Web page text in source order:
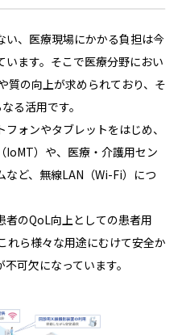
い、医療現場にかかる負担は今
ます。そこで医療分野におい
質の向上が求められており、そ
る活用です。
ォンやタブレットをはじめ、
IoMT）や、医療・介護用セン
など、無線LAN（Wi-Fi）につ
者のQoL向上としての患者用
れら様々な用途にむけて安全か
可欠になっています。